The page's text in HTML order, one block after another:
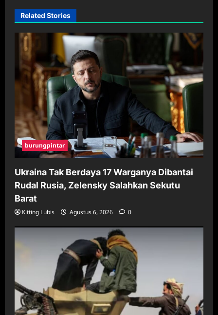
Related Stories
burungpintar
Ukraina Tak Berdaya 17 Warganya Dibantai
Rudal Rusia, Zelensky Salahkan Sekutu
Barat
Kitting Lubis Agustus 6, 2026 0